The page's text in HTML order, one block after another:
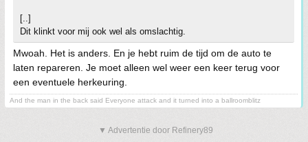
[..]
Dit klinkt voor mij ook wel als omslachtig.
Mwoah. Het is anders. En je hebt ruim de tijd om de auto te
laten repareren. Je moet alleen wel weer een keer terug voor
een eventuele herkeuring.
And the man in the back said Everyone attack and it turned into a ballroomblitz
▼ Advertentie door Refinery89